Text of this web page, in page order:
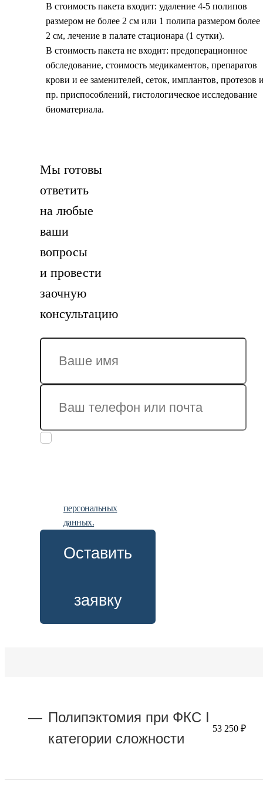
В стоимость пакета входит: удаление 4-5 полипов
размером не более 2 см или 1 полипа размером более
2 см, лечение в палате стационара (1 сутки).
В стоимость пакета не входит: предоперационное
обследование, стоимость медикаментов, препаратов
крови и ее заменителей, сеток, имплантов, протезов
пр. приспособлений, гистологическое исследование
биоматериала.
Мы готовы
ответить
на любые
ваши
вопросы
и провести
заочную
консультацию
персональных
данных.
Оставить
заявку
Полипэктомия при ФКС I
категории сложности
53 250 ₽